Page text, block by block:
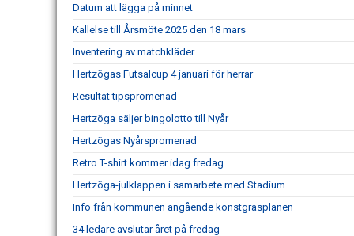
Datum att lägga på minnet
Kallelse till Årsmöte 2025 den 18 mars
Inventering av matchkläder
Hertzögas Futsalcup 4 januari för herrar
Resultat tipspromenad
Hertzöga säljer bingolotto till Nyår
Hertzögas Nyårspromenad
Retro T-shirt kommer idag fredag
Hertzöga-julklappen i samarbete med Stadium
Info från kommunen angående konstgräsplanen
34 ledare avslutar året på fredag